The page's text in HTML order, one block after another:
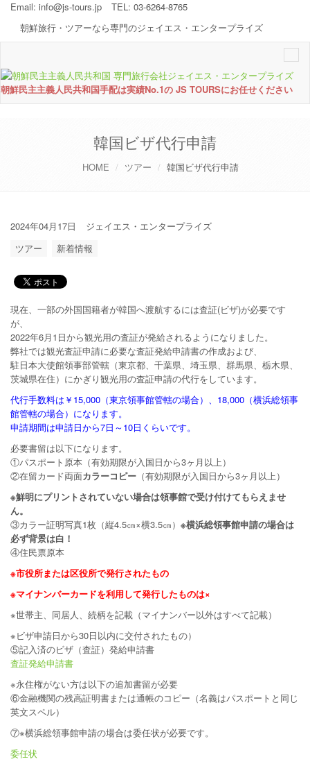
Email: info@js-tours.jp
TEL: 03-6264-8765
朝鮮旅行・ツアーなら専門のジェイエス・エンタープライズ
朝鮮民主主義人民共和国手配は実績No.1の JS TOURSにお任せください
韓国ビザ代行申請
HOME ツアー 韓国ビザ代行申請
2024年04月17日
ジェイエス・エンタープライズ
ツアー
新着情報
現在、一部の外国国籍者が韓国へ渡航するには査証(ビザ)が必要です
が、
2022年6月1日から観光用の査証が発給されるようになりました。
弊社では観光査証申請に必要な査証発給申請書の作成および、
駐日本大使館領事部管轄（東京都、千葉県、埼玉県、群馬県、栃木県、
茨城県在住）にかぎり観光用の査証申請の代行をしています。
代行手数料は￥15,000（東京領事館管轄の場合）、18,000（横浜総領事
館管轄の場合）になります。
申請期間は申請日から7日～10日くらいです。
必要書留は以下になります。
①パスポート原本（有効期限が入国日から3ヶ月以上）
②在留カード両面カラーコピー （有効期限が入国日から3ヶ月以上）
※鮮明にプリントされていない場合は領事館で受け付けてもらえませ
ん。
③カラー証明写真1枚（縦4.5㎝×横3.5㎝） ※横浜総領事館申請の場合は
必ず背景は白！
④住民票原本
※市役所または区役所で発行されたもの
※マイナンバーカードを利用して発行したものは×
※世帯主、同居人、続柄を記載（マイナンバー以外はすべて記載）
※ビザ申請日から30日以内に交付されたもの）
⑤記入済のビザ（査証）発給申請書
査証発給申請書
※永住権がない方は以下の追加書留が必要
⑥金融機関の残高証明書または通帳のコピー（名義はパスポートと同じ
英文スペル）
⑦※横浜総領事館申請の場合は委任状が必要です。
委任状